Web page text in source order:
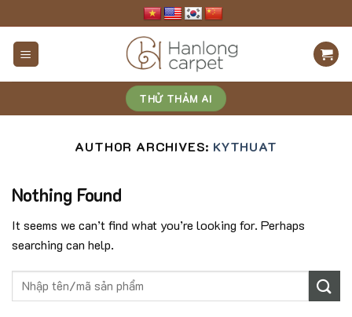
to
content
THỬ THẢM AI
AUTHOR ARCHIVES: KYTHUAT
Nothing Found
It seems we can’t find what you’re looking for. Perhaps
searching can help.